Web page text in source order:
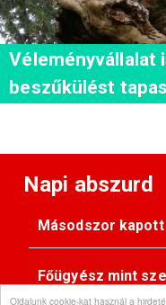
Oldalunk cookie-kat használ a
Véleményvállalat
beszűkülést
Napi abszurd
Másodszor
Főügyész mint